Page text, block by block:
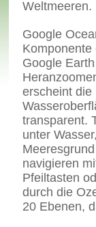
Weltmeeren.
Google
Komponente
Google
erscheint die
transparent.
unter
navigieren
Pfeiltasten
durch die
20 Ebenen,